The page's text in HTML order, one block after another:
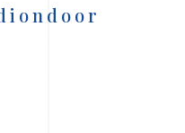
製品をさがす